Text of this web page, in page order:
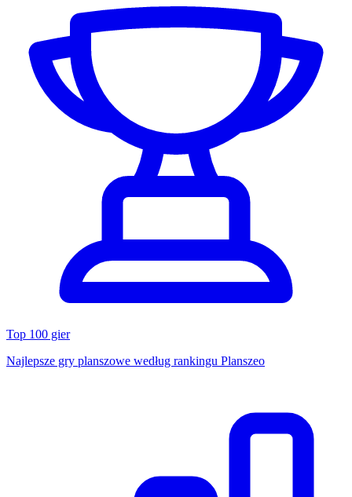
Top 100 gier
Najlepsze gry planszowe według rankingu Planszeo